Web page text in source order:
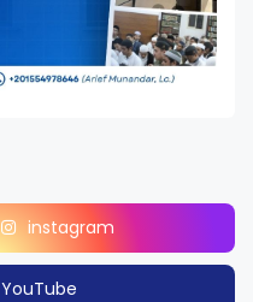
instagram
YouTube